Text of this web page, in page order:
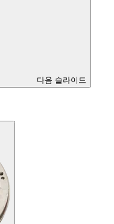
다음 슬라이드